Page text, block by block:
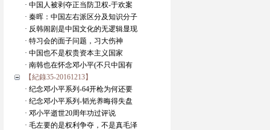
· 中国人被剥夺正当防卫权-于欢案
· 秦晖：中国左右派区分及知识分子
· 反韩闹剧是中国文化的无逻辑显现
· 特习会的面子问题，习大伤神
· 中国也不是权贵资本主义国家
· 南韩也在怀念邓小平(不只中国有
【紀錄35-20161213】
· 纪念邓小平系列-64开枪为何还要
· 纪念邓小平系列-韬光养晦得失盘
· 邓小平逝世20周年功过评说
· 毛左要的是权利争夺，不是真毛泽